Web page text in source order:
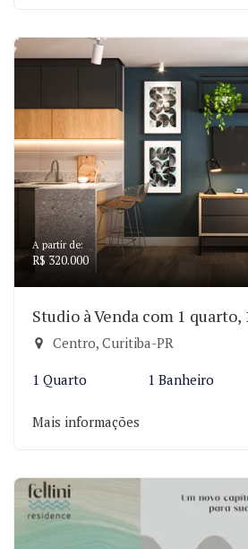
A partir de:
R$ 320.000
Studio à Venda com 1 quarto,
Centro, Curitiba-PR
1 Quarto 1 Banheiro
Mais informações